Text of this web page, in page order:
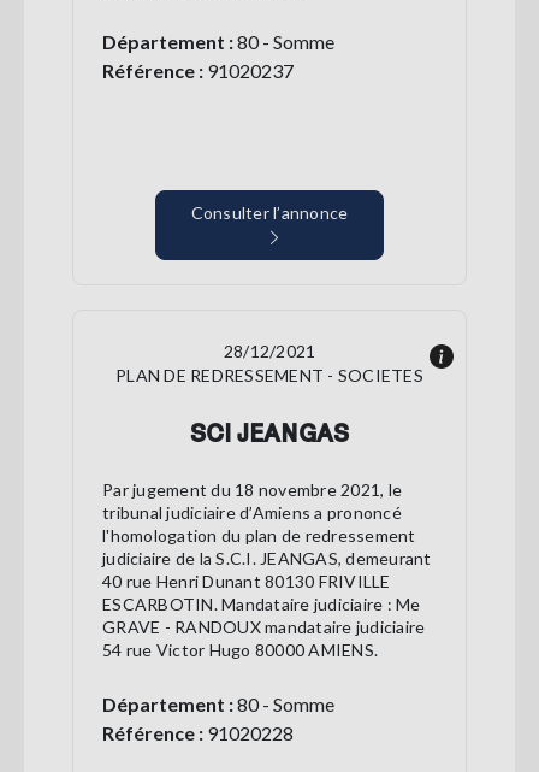
Département :80 - Somme
Référence : 91020237
Consulter l’annonce
28/12/2021
PLAN DE REDRESSEMENT - SOCIETES
SCI JEANGAS
Par jugement du 18 novembre 2021, le
tribunal judiciaire d’Amiens a prononcé
l'homologation du plan de redressement
judiciaire de la S.C.I. JEANGAS, demeurant
40 rue Henri Dunant 80130 FRIVILLE
ESCARBOTIN. Mandataire judiciaire : Me
GRAVE - RANDOUX mandataire judiciaire
54 rue Victor Hugo 80000 AMIENS.
Département :80 - Somme
Référence : 91020228